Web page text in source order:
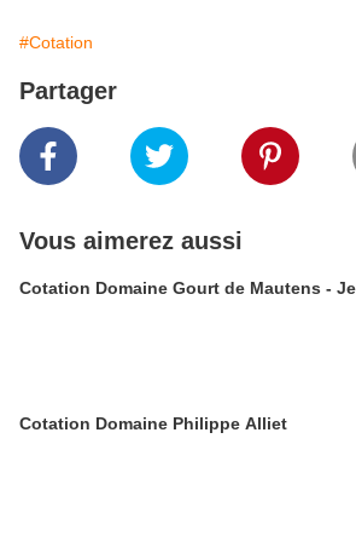
#Cotation
Partager
Vous aimerez aussi
Cotation Domaine Gourt de Mautens -
Cotation Domaine Philippe Alliet